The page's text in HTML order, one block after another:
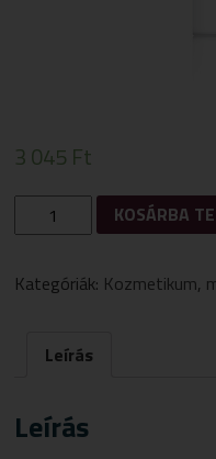
3 045 Ft
ORGANIC
KENDERMAGOLAJJAL
MENNYISÉG
KOSÁRBA
Kategóriák: Kozmetikum,
Leírás
Leírás